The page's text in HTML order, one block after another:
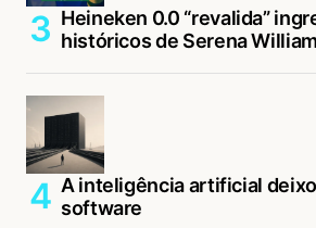
Heineken 0.0 “revalida”
históricos de Serena
A inteligência artificial
software